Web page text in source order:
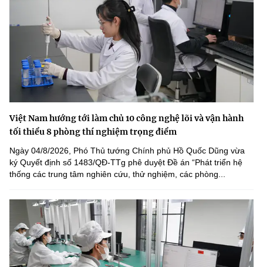
Việt Nam hướng tới làm chủ 10 công nghệ lõi và vận hành
tối thiểu 8 phòng thí nghiệm trọng điểm
Ngày 04/8/2026, Phó Thủ tướng Chính phủ Hồ Quốc Dũng vừa
ký Quyết định số 1483/QĐ-TTg phê duyệt Đề án “Phát triển hệ
thống các trung tâm nghiên cứu, thử nghiệm, các phòng...